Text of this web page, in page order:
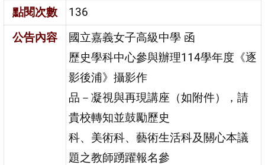
點閱次數
136
公告內容
國立嘉義女子高級中學 函
歷史學科中心參與辦理114學年度《逐
影後浦》攝影作
品－凝視與再現講座（如附件），請
貴校轉知並鼓勵歷史
科、美術科、藝術生活科及關心本議
題之教師踴躍報名參